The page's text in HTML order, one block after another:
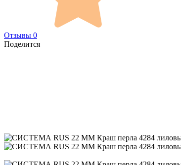
Отзывы 0
Поделится